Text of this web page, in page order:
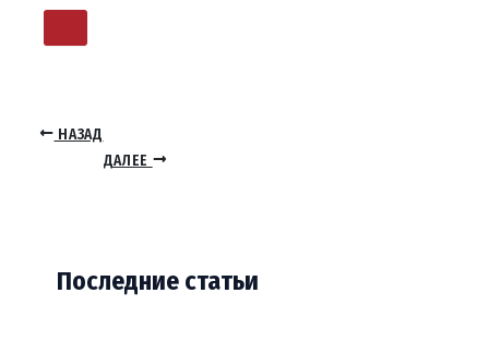
НАЗАД
ДАЛЕЕ
Последние статьи